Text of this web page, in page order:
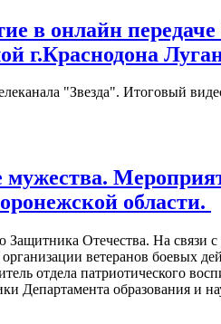
в онлайн
г.Краснодона
"Звезда". Итоговый
мужества.
области.
Отечества. На связи с
ветеранов боевых
отдела патриотического
Департамента образования и